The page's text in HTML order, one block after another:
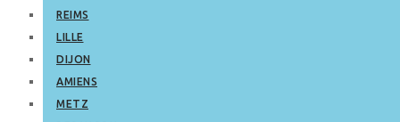
REIMS
LILLE
DIJON
AMIENS
METZ